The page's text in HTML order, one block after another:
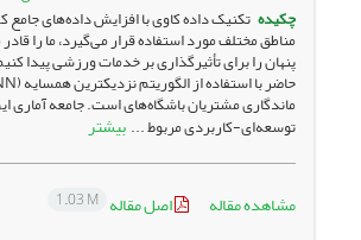
چکیده تکنیک داده کاوی با افزایش داده‌های جامع
مناطق مختلف مورد استفاده قرار می‌گیرد، ما را
پنهان را برای تأثیرگذاری بر خدمات ورزشی پیدا
ماندگاری مشتریان باشگاه‌های است. جامعه آماری
توسعه‌ای-کاربردی مربوط ... بیشتر
مشاهده مقاله اصل مقاله 1.03 M